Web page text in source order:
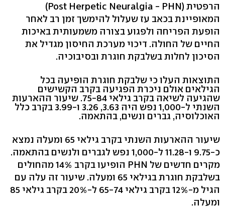
הרפטית (Post Herpetic Neuralgia - PHN)
המאופיינת בכאב עז שעלול להימשך זמן רב לאחר
הופעת הפריחה ולפגוע בצורה משמעותית באיכות
החיים של החולה. דיכוי מערכת החיסון מגדיל את
הסיכון לחלות בשלבקת חוגרת ובסיבוכיה.
התוצאות העלו כי שלבקת חוגרת הופיעה בכל
הגילאים אולם ניכרת הפגיעה בקרב הקשישים
שהגיעה לשיאה בקרב גילאי 75-84. שיעור ההארעות
השנתי ל-1,000 נפש היה 3.63, 3.26 ו-3.99 בקרב כלל
האוכלוסיה, גברים ונשים, בהתאמה.
שיעור ההארעות השנתי בקרב גילאי 65 ומעלה נמצא
כ-9.75 ו-11.28 ל-1,000 נפש לגברים ולנשים בהתאמה.
מקרים חדשים של PHN הופיעו בקרב 14% מהחולים
בשלבקת חוגרת בגילאי 65 ומעלה. שיעור זה עלה עם
הגיל מ-12% בקרב גילאי 65-74 ל-20% בקרב גילאי 85
ומעלה.